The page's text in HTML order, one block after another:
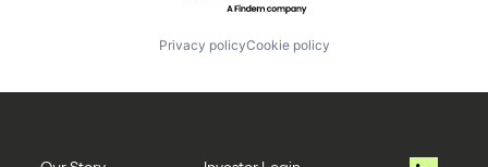
Privacy policyCookie policy